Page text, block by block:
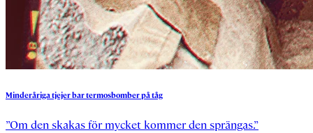
Minderårigatjejerbartermosbomberpåtåg
”Om den skakas för mycket kommer den sprängas.”